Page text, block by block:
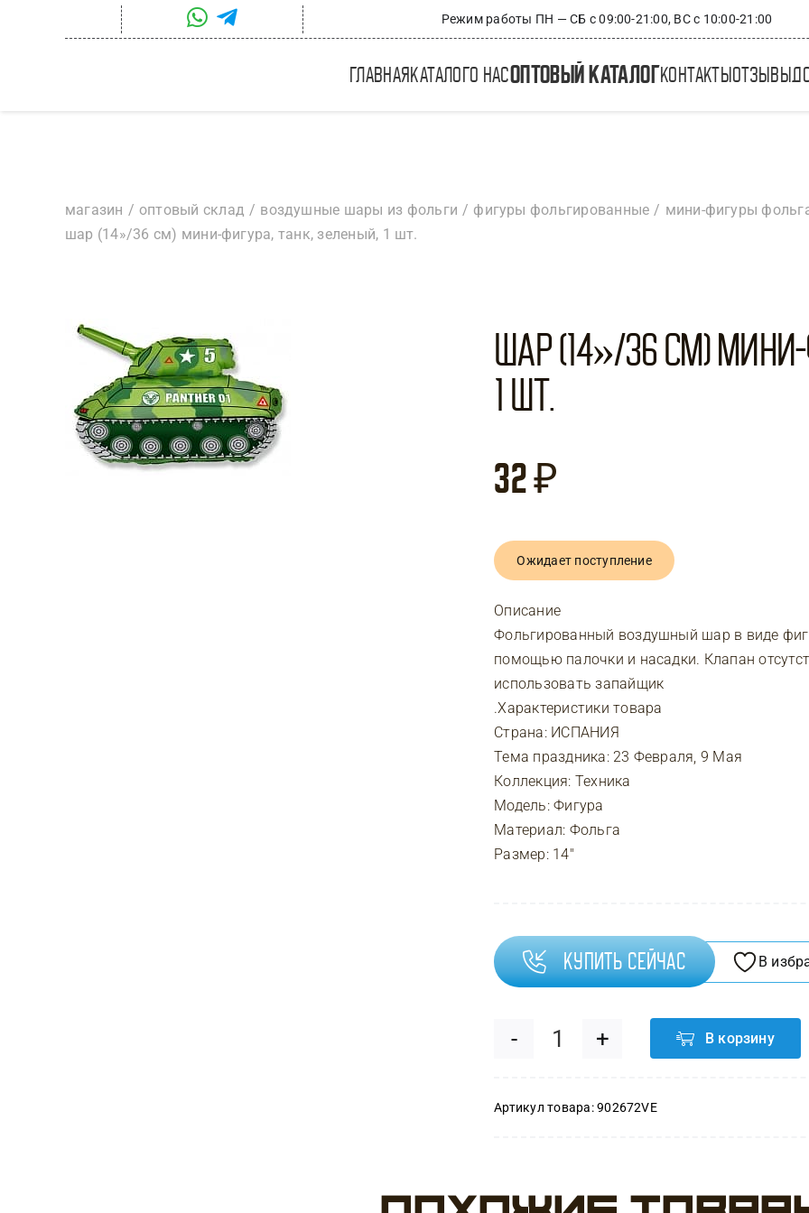
Режим работы ПН — СБ с 09:00-21:00, ВС с 10:00-21:00
главная каталого насоптовый каталогконтакты отзывы
магазин оптовый склад воздушные шары из фольги фигуры фольгированные
мини-фигуры
шар (14»/36 см) мини-фигура, танк, зеленый, 1 шт.
Шар (14»/36 см)
1 шт.
32₽
Ожидает поступление
Описание
Фольгированный воздушный шар в виде
помощью палочки и насадки. Клапан
использовать запайщик
.Характеристики товара
Страна: ИСПАНИЯ
Тема праздника: 23 Февраля, 9 Мая
Коллекция: Техника
Модель: Фигура
Материал: Фольга
Размер: 14″
Купить сейчас В
Количество
товара
В корзину
Артикул товара:902672VE